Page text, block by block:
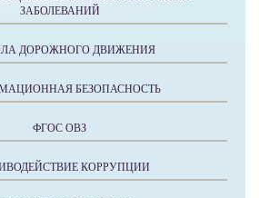
ЗАБОЛЕВАНИЙ
ДОРОЖНОГО ДВИЖЕНИЯ
БЕЗОПАСНОСТЬ
ФГОС ОВЗ
КОРРУПЦИИ